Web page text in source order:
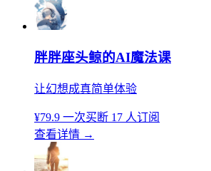
胖胖座头鲸的AI魔法课
让幻想成真简单体验
¥79.9 一次买断 17 人订阅
查看详情 →